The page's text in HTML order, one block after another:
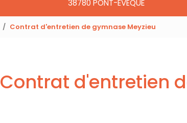
38780 PONT-ÉVÊQUE
Contrat d'entretien de gymnase Meyzieu
Contrat d'entretien